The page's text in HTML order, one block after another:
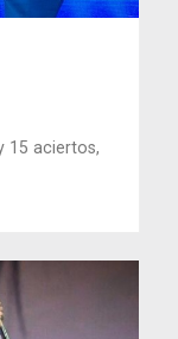
15 aciertos,